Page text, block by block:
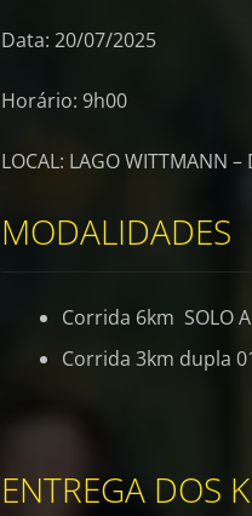
Data: 20/07/2025
Horário: 9h00
LOCAL: LAGO WITTMANN –
MODALIDADES
Corrida 6km SOLO
Corrida 3km dupla
ENTREGA DOS